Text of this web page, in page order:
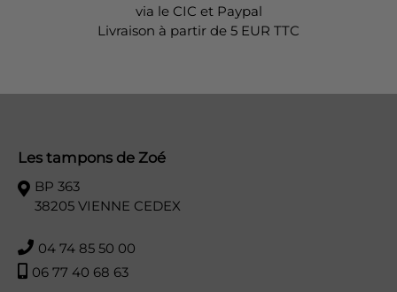
via le CIC et Paypal
Livraison à partir de 5 EUR TTC
Les tampons de Zoé
BP 363
38205 VIENNE CEDEX
04 74 85 50 00
06 77 40 68 63